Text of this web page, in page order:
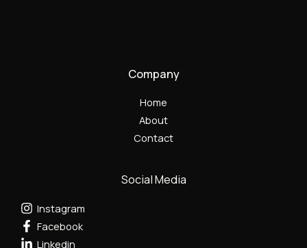
Company
Home
About
Contact
Social Media
Instagram
Facebook
Linkedin